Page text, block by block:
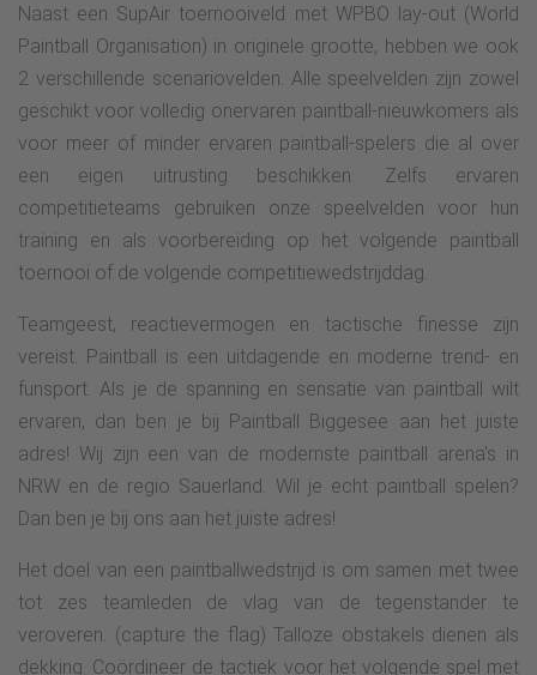
Naast een SupAir toernooiveld met WPBO lay-out (World
Paintball Organisation) in originele grootte, hebben we ook
2 verschillende scenariovelden. Alle speelvelden zijn zowel
geschikt voor volledig onervaren paintball-nieuwkomers als
voor meer of minder ervaren paintball-spelers die al over
een eigen uitrusting beschikken. Zelfs ervaren
competitieteams gebruiken onze speelvelden voor hun
training en als voorbereiding op het volgende paintball
toernooi of de volgende competitiewedstrijddag.
Teamgeest, reactievermogen en tactische finesse zijn
vereist. Paintball is een uitdagende en moderne trend- en
funsport. Als je de spanning en sensatie van paintball wilt
ervaren, dan ben je bij Paintball Biggesee aan het juiste
adres! Wij zijn een van de modernste paintball arena's in
NRW en de regio Sauerland. Wil je echt paintball spelen?
Dan ben je bij ons aan het juiste adres!
Het doel van een paintballwedstrijd is om samen met twee
tot zes teamleden de vlag van de tegenstander te
veroveren. (capture the flag) Talloze obstakels dienen als
dekking. Coördineer de tactiek voor het volgende spel met